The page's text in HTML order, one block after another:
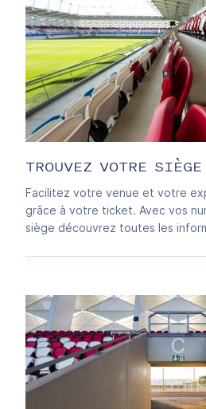
TROUVEZ VOTRE SIÈGE
Facilitez votre venue et votre
grâce à votre ticket. Avec vos
siège découvrez toutes les